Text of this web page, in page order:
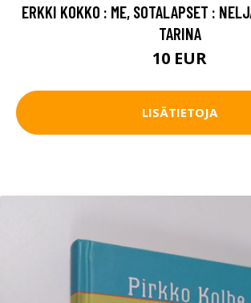
ERKKI KOKKO : ME, SOTALAPSET :
TARINA
10 EUR
LISÄTIETOJA